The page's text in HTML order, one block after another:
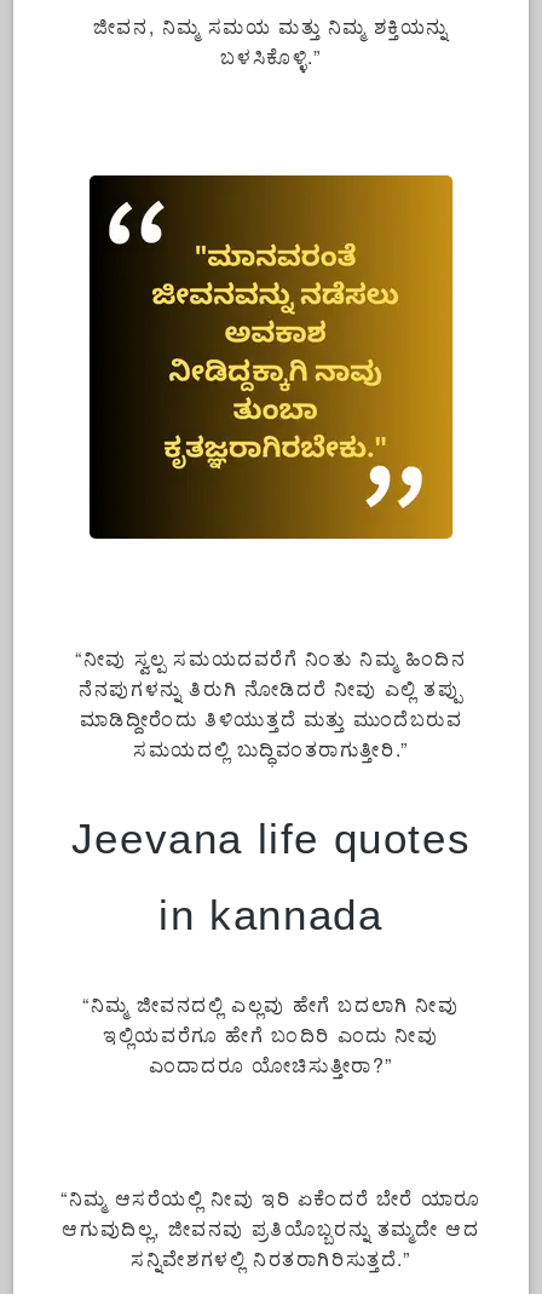
ಜೀವನ, ನಿಮ್ಮ ಸಮಯ ಮತ್ತು ನಿಮ್ಮ ಶಕ್ತಿಯನ್ನು
ಬಳಸಿಕೊಳ್ಳಿ.”
“ನೀವು ಸ್ವಲ್ಪ ಸಮಯದವರೆಗೆ ನಿಂತು ನಿಮ್ಮ ಹಿಂದಿನ
ನೆನಪುಗಳನ್ನು ತಿರುಗಿ ನೋಡಿದರೆ ನೀವು ಎಲ್ಲಿ ತಪ್ಪು
ಮಾಡಿದ್ದೀರೆಂದು ತಿಳಿಯುತ್ತದೆ ಮತ್ತು ಮುಂದೆಬರುವ
ಸಮಯದಲ್ಲಿ ಬುದ್ಧಿವಂತರಾಗುತ್ತೀರಿ.”
Jeevana life quotes
in kannada
“ನಿಮ್ಮ ಜೀವನದಲ್ಲಿ ಎಲ್ಲವು ಹೇಗೆ ಬದಲಾಗಿ ನೀವು
ಇಲ್ಲಿಯವರೆಗೂ ಹೇಗೆ ಬಂದಿರಿ ಎಂದು ನೀವು
ಎಂದಾದರೂ ಯೋಚಿಸುತ್ತೀರಾ?”
“ನಿಮ್ಮ ಆಸರೆಯಲ್ಲಿ ನೀವು ಇರಿ ಏಕೆಂದರೆ ಬೇರೆ ಯಾರೂ
ಆಗುವುದಿಲ್ಲ, ಜೀವನವು ಪ್ರತಿಯೊಬ್ಬರನ್ನು ತಮ್ಮದೇ ಆದ
ಸನ್ನಿವೇಶಗಳಲ್ಲಿ ನಿರತರಾಗಿರಿಸುತ್ತದೆ.”